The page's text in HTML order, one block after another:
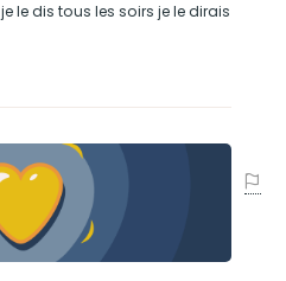
le dis tous les soirs je le dirais